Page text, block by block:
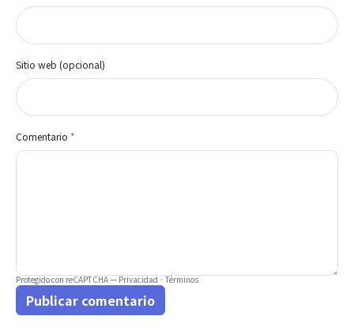
Sitio web (opcional)
Comentario *
Protegido con reCAPTCHA —Privacidad·Términos
Publicar comentario